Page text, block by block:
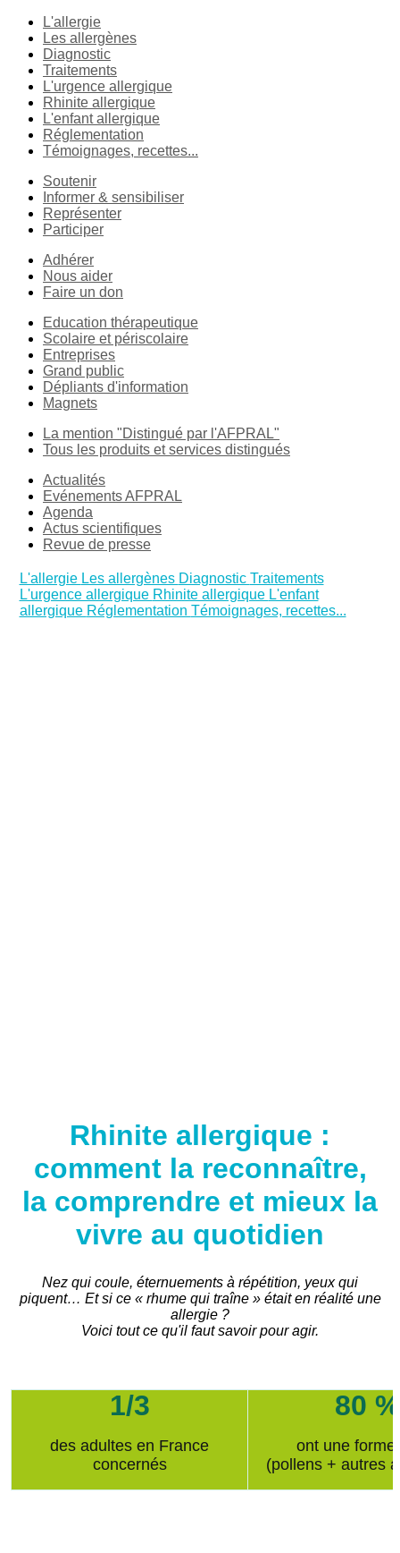
L'allergie
Les allergènes
Diagnostic
Traitements
L'urgence allergique
Rhinite allergique
L'enfant allergique
Réglementation
Témoignages, recettes...
Soutenir
Informer & sensibiliser
Représenter
Participer
Adhérer
Nous aider
Faire un don
Education thérapeutique
Scolaire et périscolaire
Entreprises
Grand public
Dépliants d'information
Magnets
La mention "Distingué par l'AFPRAL"
Tous les produits et services distingués
Actualités
Evénements AFPRAL
Agenda
Actus scientifiques
Revue de presse
L'allergie Les allergènes Diagnostic Traitements
L'urgence allergique Rhinite allergique L'enfant
allergique Réglementation Témoignages, recettes...
Rhinite allergique :
comment la reconnaître,
la comprendre et mieux la
vivre au quotidien
Nez qui coule, éternuements à répétition, yeux qui
piquent… Et si ce « rhume qui traîne » était en réalité une
allergie ?
Voici tout ce qu'il faut savoir pour agir.
1/3
des adultes en France
concernés
80 %
ont une forme
(pollens + autres